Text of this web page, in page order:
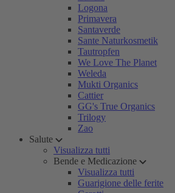
Logona
Primavera
Santaverde
Sante Naturkosmetik
Tautropfen
We Love The Planet
Weleda
Mukti Organics
Cattier
GG's True Organics
Trilogy
Zao
Salute
Visualizza tutti
Bende e Medicazione
Visualizza tutti
Guarigione delle ferite